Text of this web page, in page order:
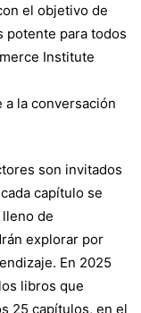
el objetivo de
potente para todos
Institute
la conversación
son invitados
capítulo se
de
explorar por
En 2025
libros que
25 capítulos, en el